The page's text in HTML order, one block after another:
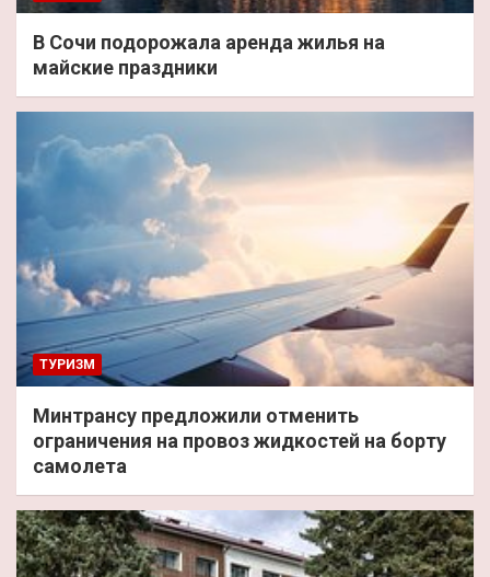
В Сочи подорожала аренда жилья на
майские праздники
ТУРИЗМ
Минтрансу предложили отменить
ограничения на провоз жидкостей на борту
самолета